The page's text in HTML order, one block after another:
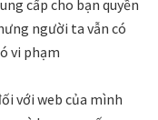
cấp cho bạn quyền
người ta vẫn có
vi phạm
với web của mình